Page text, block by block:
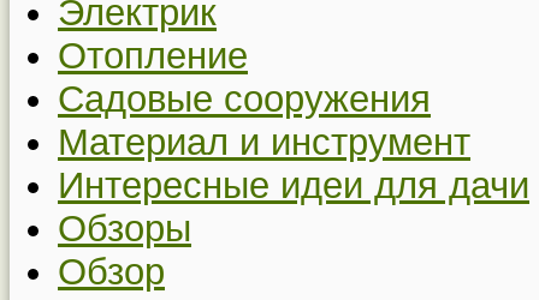
Электрик
Отопление
Садовые сооружения
Материал и инструмент
Интересные идеи для дачи
Обзоры
Обзор